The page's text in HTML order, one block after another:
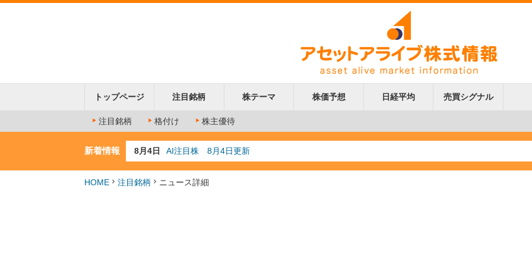
トップページ 注目銘柄 株テーマ 株価予想 日経平均 売買シグナル
注目銘柄 格付け 株主優待
新着情報 8月4日
AI注目株 8月4日更新
8月3日
人気業種注目株 8月3日更新
7月29日
日経225シグナル点灯
HOME 注目銘柄 ニュース詳細